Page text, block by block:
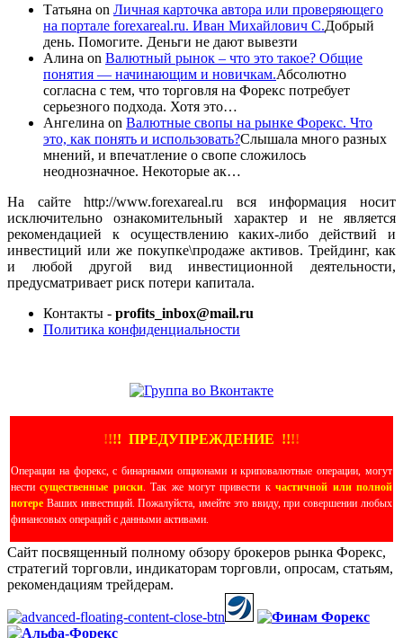
Татьяна on Личная карточка автора или проверяющего
на портале forexareal.ru. Иван Михайлович С.Добрый
день. Помогите. Деньги не дают вывезти
Алина on Валютный рынок – что это такое? Общие
понятия — начинающим и новичкам.Абсолютно
согласна с тем, что торговля на Форекс потребует
серьезного подхода. Хотя это…
Ангелина on Валютные свопы на рынке Форекс. Что
это, как понять и использовать?Слышала много разных
мнений, и впечатление о свопе сложилось
неоднозначное. Некоторые ак…
На сайте http://www.forexareal.ru вся информация носит
исключительно ознакомительный характер и не является
рекомендацией к осуществлению каких-либо действий и
инвестиций или же покупке\продаже активов. Трейдинг, как
и любой другой вид инвестиционной деятельности,
предусматривает риск потери капитала.
Контакты - profits_inbox@mail.ru
Политика конфиденциальности
!!!! ПРЕДУПРЕЖДЕНИЕ !!!!
Операции на форекс, с бинарными опционами и криповалютные операции, могут
нестисущественные риски. Так же могут привести кчастичной или полной
потере Ваших инвестиций. Пожалуйста, имейте это ввиду, при совершении любых
финансовых операций с данными активами.
Сайт посвященный полному обзору брокеров рынка Форекс,
стратегий торговли, индикаторам торговли, опросам, статьям,
рекомендациям трейдерам.